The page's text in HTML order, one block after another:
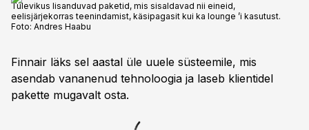
Tulevikus lisanduvad paketid, mis sisaldavad nii eineid,
eelisjärjekorras teenindamist, käsipagasit kui ka lounge ’i kasutust.
Foto: Andres Haabu
Finnair läks sel aastal üle uuele süsteemile, mis
asendab vananenud tehnoloogia ja laseb klientidel
pakette mugavalt osta.